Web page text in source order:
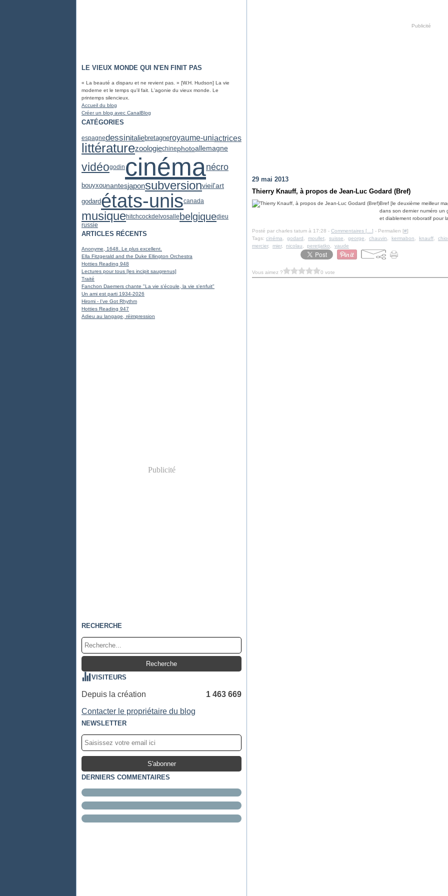
LE VIEUX MONDE QUI N'EN FINIT PAS
« La beauté a disparu et ne revient pas. » [W.H. Hudson] La vie
moderne et le temps qu'il fait. L'agonie du vieux monde. Le
printemps silencieux.
Accueil du blog
Créer un blog avec CanalBlog
CATÉGORIES
espagnedessinitaliebretagneroyaume-uniactrices
littératurezoologiechinephotoallemagne
vidéogodin cinémanécro
bouyxounantesjaponsubversionvieil'art
godardétats-uniscanada
musiquehitchcockdelvosallebelgiquedieu
russie
ARTICLES RÉCENTS
Anonyme, 1648. Le plus excellent.
Ella Fitzgerald and the Duke Ellington Orchestra
Hotties Reading 948
Lectures pour tous [les incipit saugrenus]
Traité
Fanchon Daemers chante "La vie s'écoule, la vie s'enfuit"
Un ami est parti 1934-2026
Hiromi - I've Got Rhythm
Hotties Reading 947
Adieu au langage, réimpression
Publicité
RECHERCHE
VISITEURS
Depuis la création
1 463 669
Contacter le propriétaire du blog
NEWSLETTER
DERNIERS COMMENTAIRES
Publicité
29 mai 2013
Thierry Knauff, à propos de Jean-Luc Godard (Bref)
Bref [le deuxième meilleur
dans son dernier numéro un
et diablement roboratif pour la
Posté par charles tatum à 17:28 - Commentaires [ ] - Permalien [#]
Tags: cinéma godard moullet suisse george chauvin kermabon knauff
mercier, mier, nicolau peretjatko vaude
Vous aimez ? 0 vote